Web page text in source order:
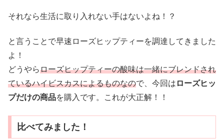
それなら生活に取り入れない手はないよね！？
と言うことで早速ローズヒップティーを調達してきました
よ！
どうやらローズヒップティーの酸味は一緒にブレンドされ
ているハイビスカスによるものなので、今回は ローズヒッ
プだけの商品を購入です。これが大正解！！
比べてみました！